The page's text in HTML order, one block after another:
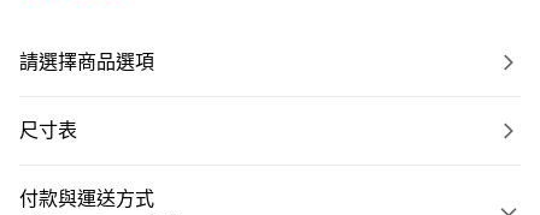
請選擇商品選項
尺寸表
付款與運送方式